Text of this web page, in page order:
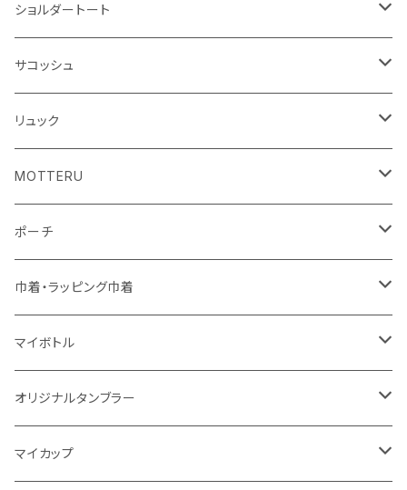
アクリル雑貨
ジュートコットン
キャンパス
不織布
コットン
デニム
ポリエステル
不織布
オーガニックコットン
シーチング
10oz
フェアトレードコットン
コットンリネン
ジュートコットン
再生ファブリック
コットン
5oz
シーチング
キャンパス
8oz
10oz
デニム・デニムライク
ポリエステル
ショルダートート
オーガニックコットン
コットンリネン
再生ファブリック
5oz
10oz
コットン
シーチング
キャンパス
10oz
12oz
デニム
ポリエステル
不織布
サコッシュ
オーガニックコットン
フェアトレードコットン
ジュートコットン
再生ファブリック
5oz
コットン
5oz
キャンパス
ポリエステル
リュック
コットン
5oz
デニム
ポリエステル
不織布
スウェット
MOTTERU
お買い物バッグ
ボトル
タンブラー
ランチグッズ
ハンカチ
ポーチ
オーガニックコットン
フェアトレードコットン
再生ファブリック
キャンパス
巾着・ラッピング巾着
コットン
オーガニックコットン
再生ファブリック
マイボトル
ステンレスサーモ
ステンレス
オリジナルタンブラー
サーモタンブラー
マイカップ